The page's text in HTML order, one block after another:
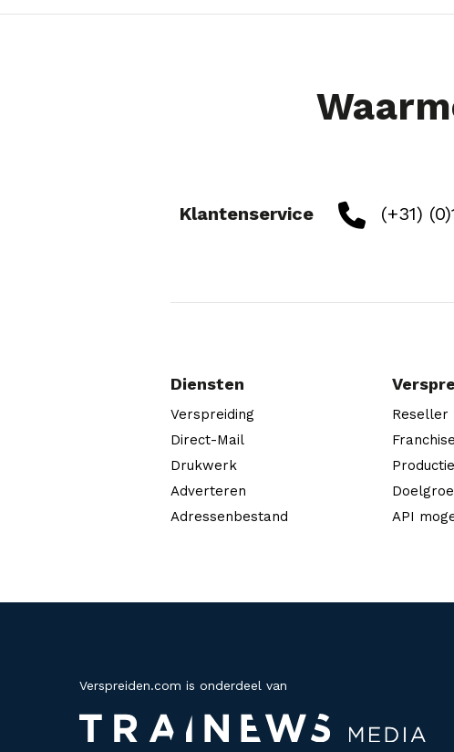
Klantenservice (+31)
Diensten
Verspreiding
Direct-Mail
Drukwerk
Adverteren
Adressenbestand
Reseller
API
Verspreiden.com is onderdeel van